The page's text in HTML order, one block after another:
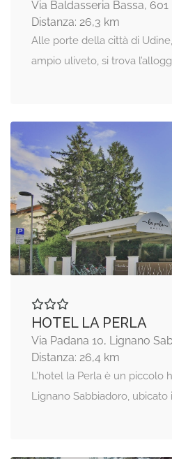
Via Baldasseria Bassa,
Distanza: 26,3 km
Alle porte della città di
ampio uliveto, si trova
HOTEL LA PERLA
Via Padana 10, Lignano
Distanza: 26,4 km
L’hotel la Perla è un piccolo
Lignano Sabbiadoro, ubicato